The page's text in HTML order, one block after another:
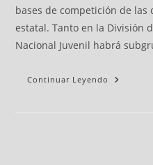
bases de competición de
estatal. Tanto en la División
Nacional Juvenil habrá
Continuar Leyendo